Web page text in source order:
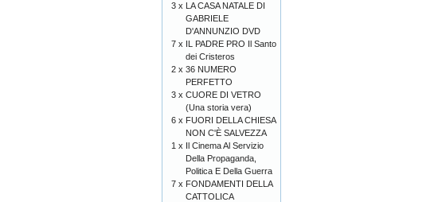
3 x LA CASA NATALE DI
GABRIELE
D'ANNUNZIO DVD
7 x IL PADRE PRO Il Santo
dei Cristeros
2 x 36 NUMERO
PERFETTO
3 x CUORE DI VETRO
(Una storia vera)
6 x FUORI DELLA CHIESA
NON C'È SALVEZZA
1 x Il Cinema Al Servizio
Della Propaganda,
Politica E Della Guerra
7 x FONDAMENTI DELLA
CATTOLICA